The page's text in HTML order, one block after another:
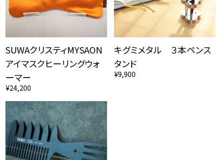
SUWAクリスティMYSAON
アイマスクヒーリングウォ
ーマー
¥24,200
キグミメタル ３本ペンス
タンド
¥9,900